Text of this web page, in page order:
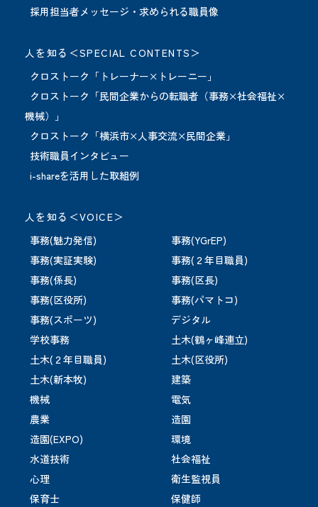
採用担当者メッセージ・求められる職員像
人を知る＜SPECIAL CONTENTS＞
クロストーク「トレーナー×トレーニー」
クロストーク「民間企業からの転職者（事務×社会福祉×
機械）」
クロストーク「横浜市×人事交流×民間企業」
技術職員インタビュー
i-shareを活用した取組例
人を知る＜VOICE＞
事務(魅力発信)
事務(YGrEP)
事務(実証実験)
事務(２年目職員)
事務(係長)
事務(区長)
事務(区役所)
事務(パマトコ)
事務(スポーツ)
デジタル
学校事務
土木(鶴ヶ峰連立)
土木(２年目職員)
土木(区役所)
土木(新本牧)
建築
機械
電気
農業
造園
造園(EXPO)
環境
水道技術
社会福祉
心理
衛生監視員
保育士
保健師